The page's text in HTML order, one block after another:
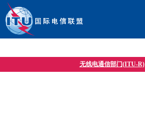
无线电通信部门(ITU-R)